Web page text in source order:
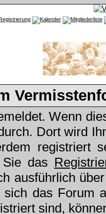
Wenn
Dort wird
registriert
das
ausführlich
sich das Forum
sind,